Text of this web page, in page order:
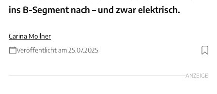
ins B-Segment nach – und zwar elektrisch.
Carina Mollner
Veröffentlicht am 25.07.2025
Foto: Subaru
ANZEIGE